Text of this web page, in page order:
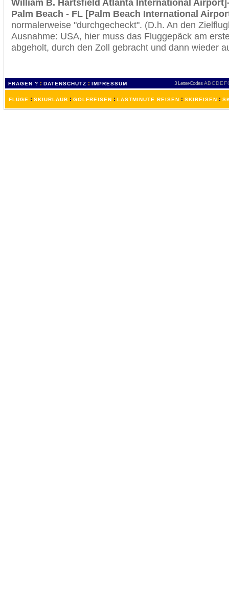
William B. Hartsfield Atlanta International
Palm Beach - FL [Palm Beach International
normalerweise "durchgecheckt". (D.h. An den
Ausnahme: USA, hier muss das Fluggepäck am
abgeholt, durch den Zoll gebracht und dann wieder
FRAGEN ? : DATENSCHUTZ : IMPRESSUM 3 Letter-Codes ABCDEF
FLÜGE : SKIURLAUB : GOLFREISEN : LASTMINUTE REISEN : SKIREISEN :